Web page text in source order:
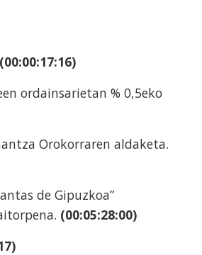
(00:00:17:16)
ordainsarietan % 0,5eko
Orokorraren aldaketa.
de Gipuzkoa”
(00:05:28:00)